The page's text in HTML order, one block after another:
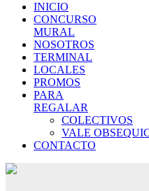
INICIO
CONCURSO
MURAL
NOSOTROS
TERMINAL
LOCALES
PROMOS
PARA
REGALAR
COLECTIVOS
VALE
CONTACTO